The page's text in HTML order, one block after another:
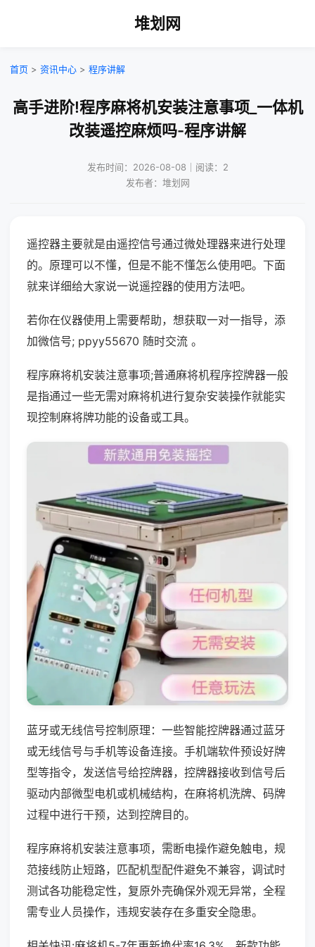
堆划网
首页 > 资讯中心 > 程序讲解
高手进阶!程序麻将机安装注意事项_一体机
改装遥控麻烦吗-程序讲解
发布时间：2026-08-08｜阅读：2
发布者：堆划网
遥控器主要就是由遥控信号通过微处理器来进行处理
的。原理可以不懂，但是不能不懂怎么使用吧。下面
就来详细给大家说一说遥控器的使用方法吧。
若你在仪器使用上需要帮助，想获取一对一指导，添
加微信号; ppyy55670 随时交流 。
程序麻将机安装注意事项;普通麻将机程序控牌器一般
是指通过一些无需对麻将机进行复杂安装操作就能实
现控制麻将牌功能的设备或工具。
蓝牙或无线信号控制原理：一些智能控牌器通过蓝牙
或无线信号与手机等设备连接。手机端软件预设好牌
型等指令，发送信号给控牌器，控牌器接收到信号后
驱动内部微型电机或机械结构，在麻将机洗牌、码牌
过程中进行干预，达到控牌目的。
程序麻将机安装注意事项，需断电操作避免触电，规
范接线防止短路，匹配机型配件避免不兼容，调试时
测试各功能稳定性，复原外壳确保外观无异常，全程
需专业人员操作，违规安装存在多重安全隐患。